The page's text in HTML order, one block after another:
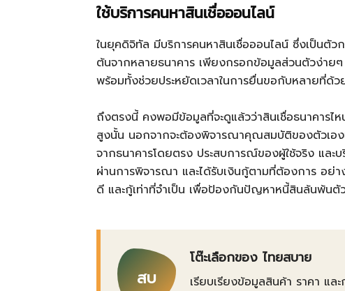
ใช้บริการคนหาสินเชื่อออนไลน์
ในยุคดิจิทัล มีบริการคนหาสินเชื่อออนไลน์ ซึ่งเป็นตัว
ต้นจากหลายธนาคาร เพียงกรอกข้อมูลส่วนตัวง่าย
พร้อมทั้งช่วยประหยัดเวลาในการยื่นขอกับหลายที่ด้ว
ถึงตรงนี้ คงพอมีข้อมูลที่จะดูแล้วว่าสินเชื่อธนาคารไ
สูงนั้น นอกจากจะต้องพิจารณาคุณสมบัติของตัวเอ
จากธนาคารโดยตรง ประสบการณ์ของผู้ใช้จริง และ
ผ่านการพิจารณา และได้รับเงินกู้ตามที่ต้องการ อย่
ดี และกู้เท่าที่จำเป็น เพื่อป้องกันปัญหาหนี้สินล้นพ้นตั
สบ
โต๊ะเลือกของ ไทยสบาย
เรียบเรียงข้อมูลสินค้า ราคา แล